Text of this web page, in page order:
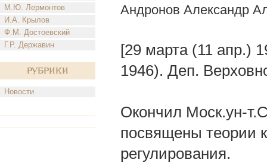
М.Ю. Лермонтов
И.А. Крылов
Ф.М. Достоевский
Г.Р. Державин
Рубрики
Новости
Андронов Александр
[29 марта (11 апр.)
1946). Деп.
Окончил Моск.ун-
посвящены теории
регулирования.